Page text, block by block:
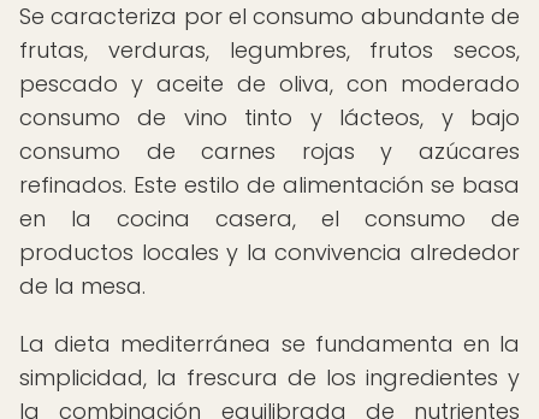
Se caracteriza por el consumo abundante de
frutas, verduras, legumbres, frutos secos,
pescado y aceite de oliva, con moderado
consumo de vino tinto y lácteos, y bajo
consumo de carnes rojas y azúcares
refinados. Este estilo de alimentación se basa
en la cocina casera, el consumo de
productos locales y la convivencia alrededor
de la mesa.
La dieta mediterránea se fundamenta en la
simplicidad, la frescura de los ingredientes y
la combinación equilibrada de nutrientes